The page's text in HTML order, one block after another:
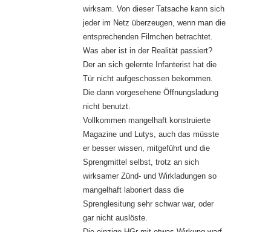
wirksam. Von dieser Tatsache kann sich
jeder im Netz überzeugen, wenn man die
entsprechenden Filmchen betrachtet.
Was aber ist in der Realität passiert?
Der an sich gelernte Infanterist hat die
Tür nicht aufgeschossen bekommen.
Die dann vorgesehene Öffnungsladung
nicht benutzt.
Vollkommen mangelhaft konstruierte
Magazine und Lutys, auch das müsste
er besser wissen, mitgeführt und die
Sprengmittel selbst, trotz an sich
wirksamer Zünd- und Wirkladungen so
mangelhaft laboriert dass die
Sprenglesitung sehr schwar war, oder
gar nicht auslöste.